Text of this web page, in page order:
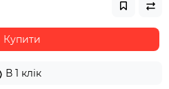
Купити
В 1 клік